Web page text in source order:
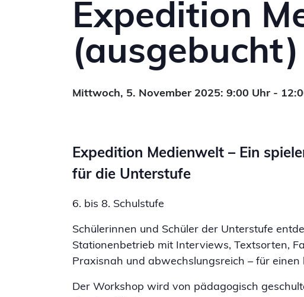
Expedition
(ausgebucht)
Mittwoch, 5. November 2025: 9:00 Uhr -
Expedition Medienwelt – Ein
für die Unterstufe
6. bis 8. Schulstufe
Schülerinnen und Schüler der Unterstufe
Stationenbetrieb mit Interviews, Textsorten,
Praxisnah und abwechslungsreich – für
Der Workshop wird von pädagogisch